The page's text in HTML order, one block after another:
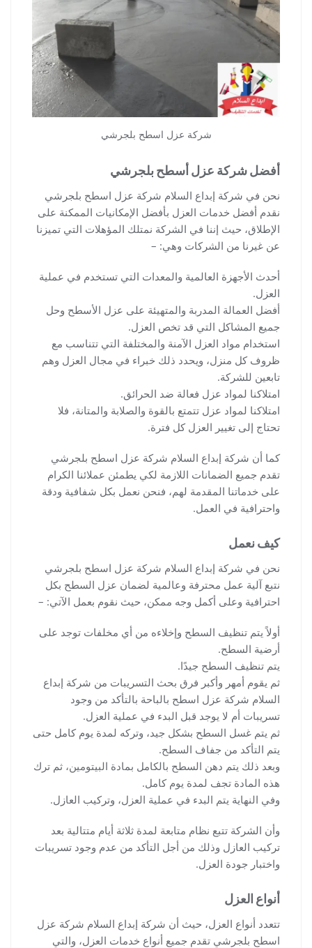
شركة عزل اسطح بلجرشي
أفضل شركة عزل أسطح بلجرشي
نحن في شركة إبداع السلام شركة عزل اسطح بلجرشي
نقدم أفضل خدمات العزل بأفضل الإمكانيات الممكنة على
الإطلاق، حيث إننا في الشركة نمتلك المؤهلات التي تميزنا
عن غيرنا من الشركات وهي: –
أحدث الأجهزة العالمية والمعدات التي تستخدم في عملية
العزل.
أفضل العمالة المدربة والمتهيئة على عزل الأسطح وحل
جميع المشاكل التي قد تخص العزل.
استخدام مواد العزل الآمنة والمختلفة التي تتناسب مع
ظروف كل منزل، ويحدد ذلك خبراء في مجال العزل وهم
تابعين للشركة.
امتلاكنا لمواد عزل فعالة ضد الحرائق.
امتلاكنا لمواد عزل تتمتع بالقوة والصلابة والمتانة، فلا
تحتاج إلى تغيير العزل كل فترة.
كما أن شركة إبداع السلام شركة عزل اسطح بلجرشي
تقدم جميع الضمانات اللازمة لكي يطمئن عملائنا الكرام
على خدماتنا المقدمة لهم، فنحن نعمل بكل شفافية ودقة
واحترافية في العمل.
كيف نعمل
نحن في شركة إبداع السلام شركة عزل اسطح بلجرشي
نتبع آلية عمل محترفة وعالمية لضمان عزل السطح بكل
احترافية وعلى أكمل وجه ممكن، حيث نقوم بعمل الآتي: –
أولاً يتم تنظيف السطح وإخلاءه من أي مخلفات توجد على
أرضية السطح.
يتم تنظيف السطح جيدًا.
ثم يقوم أمهر وأكبر فرق بحث التسريبات من شركة إبداع
السلام شركة عزل اسطح بالباحة بالتأكد من وجود
تسريبات أم لا يوجد قبل البدء في عملية العزل.
ثم يتم غسل السطح بشكل جيد، وتركه لمدة يوم كامل حتى
يتم التأكد من جفاف السطح.
وبعد ذلك يتم دهن السطح بالكامل بمادة البيتومين، ثم ترك
هذه المادة تجف لمدة يوم كامل.
وفي النهاية يتم البدء في عملية العزل، وتركيب العازل.
وأن الشركة تتبع نظام متابعة لمدة ثلاثة أيام متتالية بعد
تركيب العازل وذلك من أجل التأكد من عدم وجود تسريبات
واختبار جودة العزل.
أنواع العزل
تتعدد أنواع العزل، حيث أن شركة إبداع السلام شركة عزل
اسطح بلجرشي تقدم جميع أنواع خدمات العزل، والتي